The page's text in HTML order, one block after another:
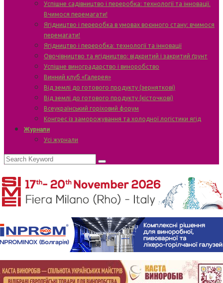
Успішне садівництво і переробка: технології та інновації.
Вчимося перемагати!
Ягідництво і переробка в умовах воєнного стану: вчимося
перемагати!
Ягідництво і переробка: технології та інновації
Овочівництво та ягідництво: відкритий і закритий ґрунт
Успішне виноградарство і виноробство
Винний клуб «Галерея»
Від землі до готового продукту (зерняткові)
Від землі до готового продукту (кісточкові)
Всеукраїнський горіховий форум
Конгрес із заморожування та холодної логістики ягід
Журнали
Усі журнали